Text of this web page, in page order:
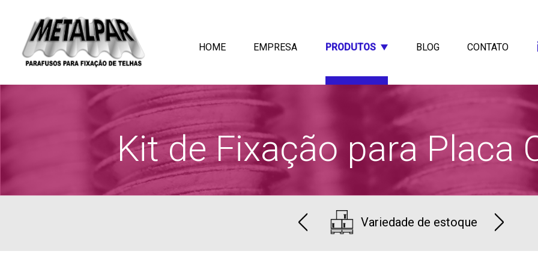
HOME EMPRESA PRODUTOS BLOG CONTATO
Kit de Fixação para Placa
Variedade de estoque